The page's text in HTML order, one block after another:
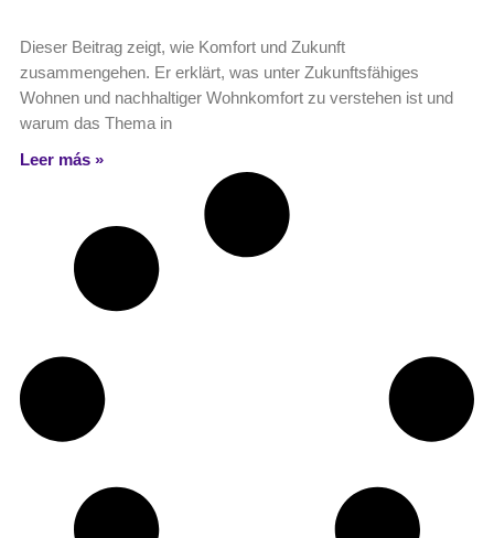
Dieser Beitrag zeigt, wie Komfort und Zukunft
zusammengehen. Er erklärt, was unter Zukunftsfähiges
Wohnen und nachhaltiger Wohnkomfort zu verstehen ist und
warum das Thema in
Leer más »